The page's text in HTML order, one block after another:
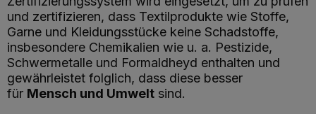
und zertifizieren, dass Textilprodukte wie Stoffe,
Garne und Kleidungsstücke keine Schadstoffe,
insbesondere Chemikalien wie u. a. Pestizide,
Schwermetalle und Formaldheyd enthalten und
gewährleistet folglich, dass diese besser
für Mensch und Umwelt sind.